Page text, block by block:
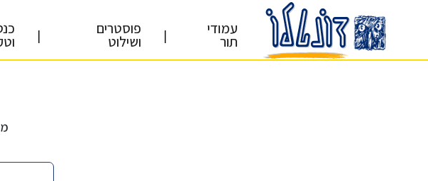
עמודי
תור | פוסטרים
ושילוט |